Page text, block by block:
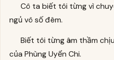
Cô ta biết tôi từng vì
ngủ vô số đêm.
Biết tôi từng âm thầm
của Phùng Uyển Chi.